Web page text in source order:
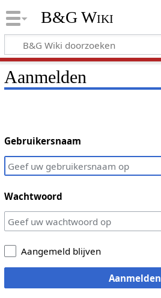
B&G Wiki
Aanmelden
Gebruikersnaam
Wachtwoord
Aangemeld blijven
Aanmelden